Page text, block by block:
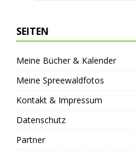
SEITEN
Meine Bücher & Kalender
Meine Spreewaldfotos
Kontakt & Impressum
Datenschutz
Partner